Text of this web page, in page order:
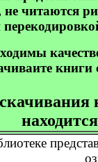
читаются